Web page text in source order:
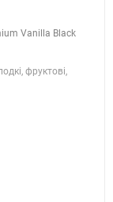
Vanilla Black
фруктові,